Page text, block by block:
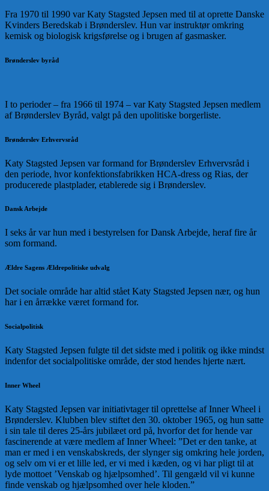
Fra 1970 til 1990 var Katy Stagsted Jepsen med til at oprette Danske
Kvinders Beredskab i Brønderslev. Hun var instruktør omkring
kemisk og biologisk krigsførelse og i brugen af gasmasker.
Brønderslev byråd
I to perioder – fra 1966 til 1974 – var Katy Stagsted Jepsen medlem
af Brønderslev Byråd, valgt på den upolitiske borgerliste.
Brønderslev Erhvervsråd
Katy Stagsted Jepsen var formand for Brønderslev Erhvervsråd i
den periode, hvor konfektionsfabrikken HCA-dress og Rias, der
producerede plastplader, etablerede sig i Brønderslev.
Dansk Arbejde
I seks år var hun med i bestyrelsen for Dansk Arbejde, heraf fire år
som formand.
Ældre Sagens Ældrepolitiske udvalg
Det sociale område har altid stået Katy Stagsted Jepsen nær, og hun
har i en årrække været formand for.
Socialpolitisk
Katy Stagsted Jepsen fulgte til det sidste med i politik og ikke mindst
indenfor det socialpolitiske område, der stod hendes hjerte nært.
Inner Wheel
Katy Stagsted Jepsen var initiativtager til oprettelse af Inner Wheel i
Brønderslev. Klubben blev stiftet den 30. oktober 1965, og hun satte
i sin tale til deres 25-års jubilæet ord på, hvorfor det for hende var
fascinerende at være medlem af Inner Wheel: ”Det er den tanke, at
man er med i en venskabskreds, der slynger sig omkring hele jorden,
og selv om vi er et lille led, er vi med i kæden, og vi har pligt til at
lyde mottoet ’Venskab og hjælpsomhed’. Til gengæld vil vi kunne
finde venskab og hjælpsomhed over hele kloden.”